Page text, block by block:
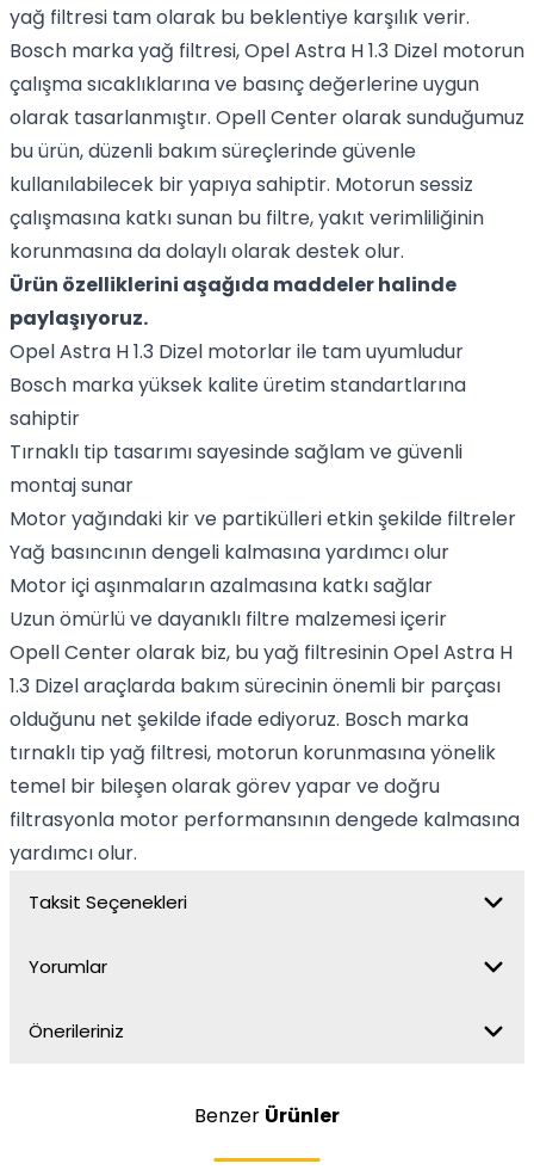
yağ filtresi tam olarak bu beklentiye karşılık verir.
Bosch marka yağ filtresi, Opel Astra H 1.3 Dizel motorun
çalışma sıcaklıklarına ve basınç değerlerine uygun
olarak tasarlanmıştır. Opell Center olarak sunduğumuz
bu ürün, düzenli bakım süreçlerinde güvenle
kullanılabilecek bir yapıya sahiptir. Motorun sessiz
çalışmasına katkı sunan bu filtre, yakıt verimliliğinin
korunmasına da dolaylı olarak destek olur.
Ürün özelliklerini aşağıda maddeler halinde
paylaşıyoruz.
Opel Astra H 1.3 Dizel motorlar ile tam uyumludur
Bosch marka yüksek kalite üretim standartlarına
sahiptir
Tırnaklı tip tasarımı sayesinde sağlam ve güvenli
montaj sunar
Motor yağındaki kir ve partikülleri etkin şekilde filtreler
Yağ basıncının dengeli kalmasına yardımcı olur
Motor içi aşınmaların azalmasına katkı sağlar
Uzun ömürlü ve dayanıklı filtre malzemesi içerir
Opell Center olarak biz, bu yağ filtresinin Opel Astra H
1.3 Dizel araçlarda bakım sürecinin önemli bir parçası
olduğunu net şekilde ifade ediyoruz. Bosch marka
tırnaklı tip yağ filtresi, motorun korunmasına yönelik
temel bir bileşen olarak görev yapar ve doğru
filtrasyonla motor performansının dengede kalmasına
yardımcı olur.
Taksit Seçenekleri
Yorumlar
Önerileriniz
Benzer Ürünler